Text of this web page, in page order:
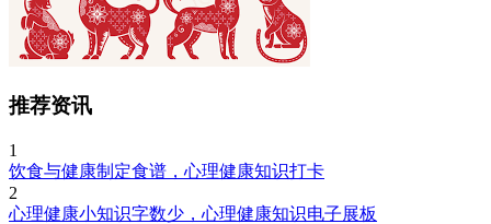
推荐资讯
1
饮食与健康制定食谱，心理健康知识打卡
2
心理健康小知识字数少，心理健康知识电子展板